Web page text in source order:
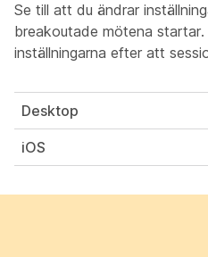
Se till att du ändrar
breakoutade mötena
inställningarna efter att
Desktop
iOS